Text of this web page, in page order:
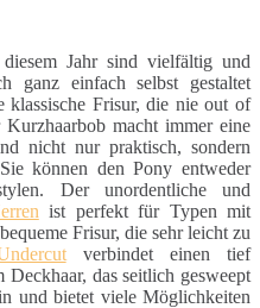
Jahr sind vielfältig und
ganz einfach selbst gestaltet
klassische Frisur, die nie out of
macht immer eine
nicht nur praktisch, sondern
können den Pony entweder
Der unordentliche und
ist perfekt für Typen mit
Frisur, die sehr leicht zu
verbindet einen tief
das seitlich gesweept
und bietet viele Möglichkeiten